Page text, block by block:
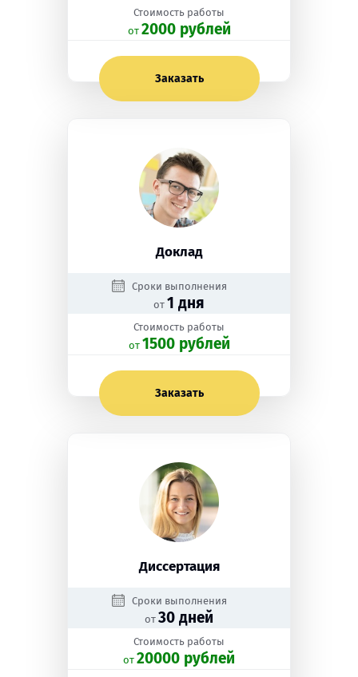
Стоимость работы
oт 2000 рублей
Заказать
Доклад
Сроки выполнения
от 1 дня
Стоимость работы
oт 1500 рублей
Заказать
Диссертация
Сроки выполнения
от 30 дней
Стоимость работы
oт 20000 рублей